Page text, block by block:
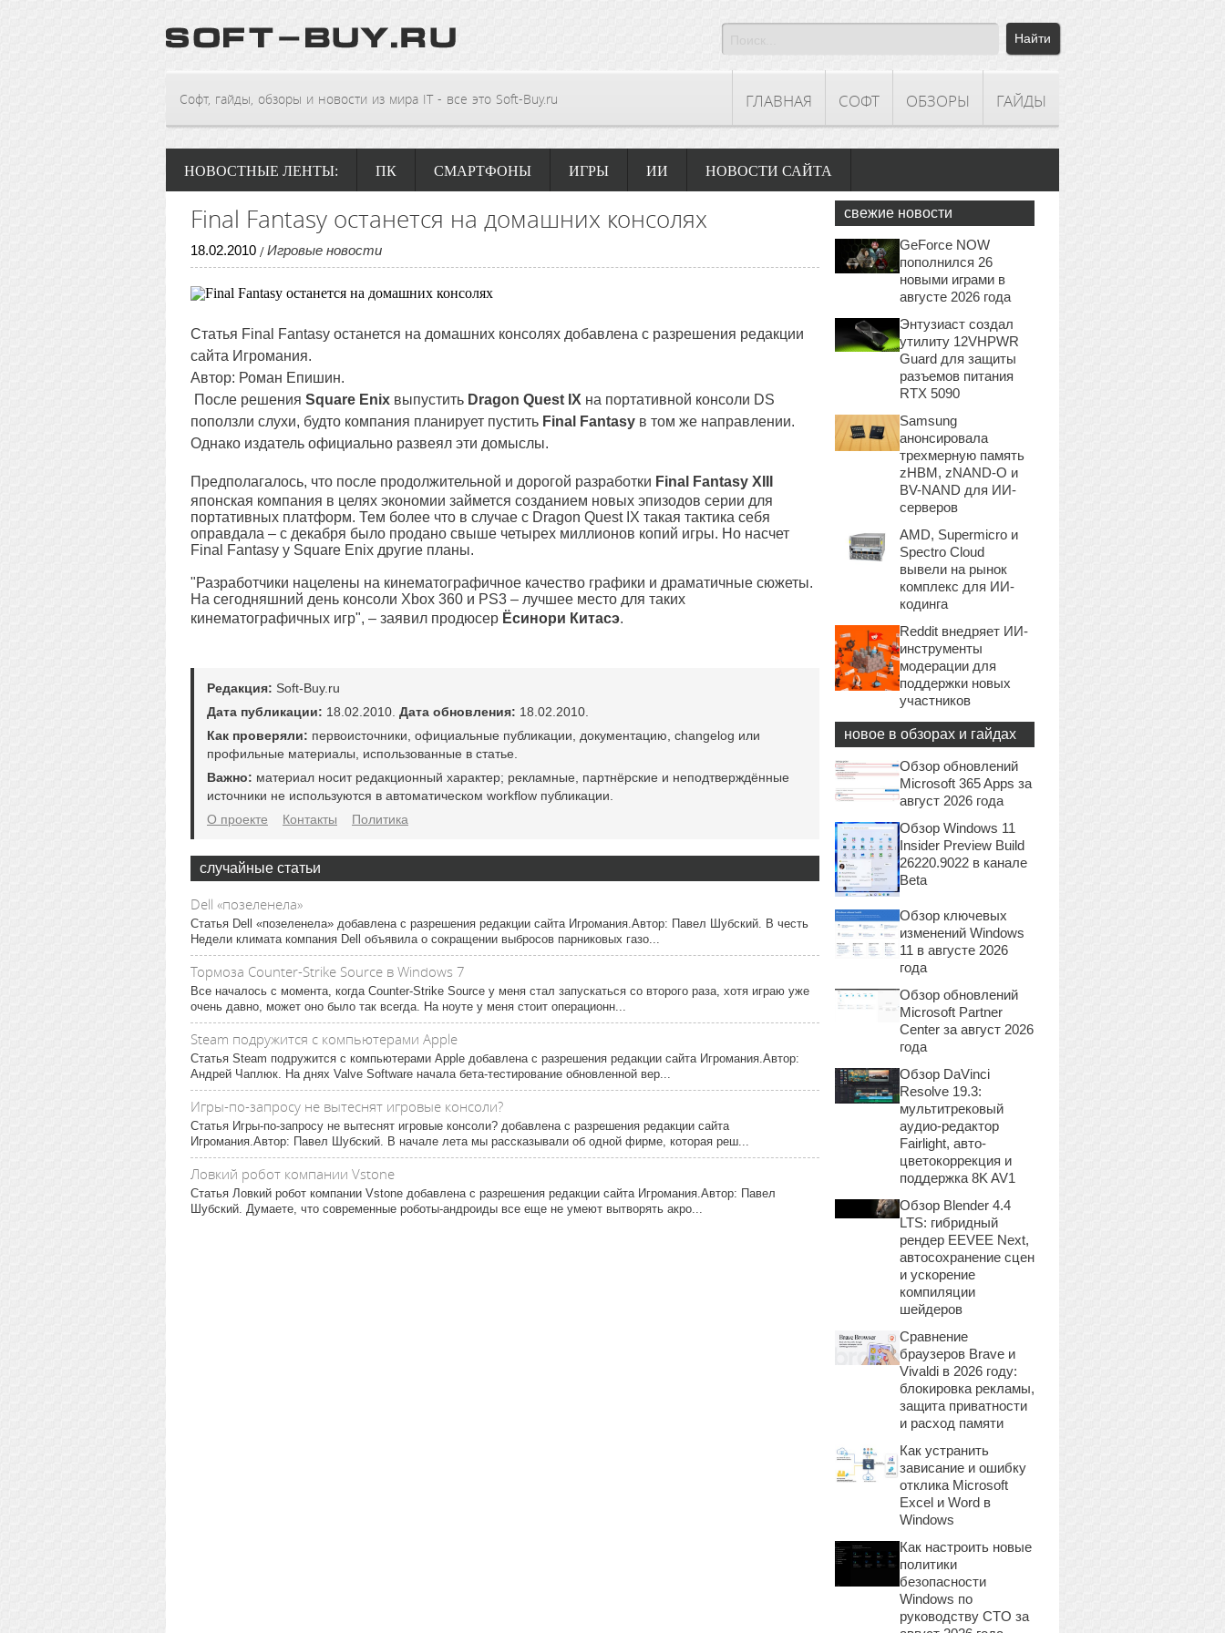
Софт, гайды, обзоры и новости из мира IT - все это Soft-Buy.ru ГЛАВНАЯ СОФТ ОБЗОРЫ ГАЙДЫ
НОВОСТНЫЕ ЛЕНТЫ: ПК СМАРТФОНЫ ИГРЫ ИИ НОВОСТИ САЙТА
Final Fantasy останется на домашних консолях
18.02.2010 / Игровые новости
Статья Final Fantasy останется на домашних консолях добавлена с разрешения редакции
сайта Игромания.
Автор: Роман Епишин.
После решения Square Enix выпустить Dragon Quest IX на портативной консоли DS
поползли слухи, будто компания планирует пустить Final Fantasy в том же направлении.
Однако издатель официально развеял эти домыслы.
Предполагалось, что после продолжительной и дорогой разработки Final Fantasy XIII
японская компания в целях экономии займется созданием новых эпизодов серии для
портативных платформ. Тем более что в случае с Dragon Quest IX такая тактика себя
оправдала – с декабря было продано свыше четырех миллионов копий игры. Но насчет
Final Fantasy у Square Enix другие планы.
"Разработчики нацелены на кинематографичное качество графики и драматичные сюжеты.
На сегодняшний день консоли Xbox 360 и PS3 – лучшее место для таких
кинематографичных игр", – заявил продюсер Ёсинори Китасэ.
Редакция: Soft-Buy.ru
Дата публикации: 18.02.2010. Дата обновления: 18.02.2010.
Как проверяли: первоисточники, официальные публикации, документацию, changelog или
профильные материалы, использованные в статье.
Важно: материал носит редакционный характер; рекламные, партнёрские и неподтверждённые
источники не используются в автоматическом workflow публикации.
О проекте
Контакты Политика
случайные статьи
Dell «позеленела»
Статья Dell «позеленела» добавлена с разрешения редакции сайта Игромания.Автор: Павел Шубский. В честь
Недели климата компания Dell объявила о сокращении выбросов парниковых газо...
Тормоза Counter-Strike Source в Windows 7
Все началось с момента, когда Counter-Strike Source у меня стал запускаться со второго раза, хотя играю уже
очень давно, может оно было так всегда. На ноуте у меня стоит операционн...
Steam подружится с компьютерами Apple
Статья Steam подружится с компьютерами Apple добавлена с разрешения редакции сайта Игромания.Автор:
Андрей Чаплюк. На днях Valve Software начала бета-тестирование обновленной вер...
Игры-по-запросу не вытеснят игровые консоли?
Статья Игры-по-запросу не вытеснят игровые консоли? добавлена с разрешения редакции сайта
Игромания.Автор: Павел Шубский. В начале лета мы рассказывали об одной фирме, которая реш...
Ловкий робот компании Vstone
Статья Ловкий робот компании Vstone добавлена с разрешения редакции сайта Игромания.Автор: Павел
Шубский. Думаете, что современные роботы-андроиды все еще не умеют вытворять акро...
свежие новости
GeForce NOW
пополнился 26
новыми играми в
августе 2026 года
Энтузиаст создал
утилиту 12VHPWR
Guard для защиты
разъемов питания
RTX 5090
Samsung
анонсировала
трехмерную память
zHBM, zNAND-O и
BV-NAND для ИИ-
серверов
AMD, Supermicro и
Spectro Cloud
вывели на рынок
комплекс для ИИ-
кодинга
Reddit внедряет ИИ-
инструменты
модерации для
поддержки новых
участников
новое в обзорах и гайдах
Обзор обновлений
Microsoft 365 Apps за
август 2026 года
Обзор Windows 11
Insider Preview Build
26220.9022 в канале
Beta
Обзор ключевых
изменений Windows
11 в августе 2026
года
Обзор обновлений
Microsoft Partner
Center за август 2026
года
Обзор DaVinci
Resolve 19.3:
мультитрековый
аудио-редактор
Fairlight, авто-
цветокоррекция и
поддержка 8K AV1
Обзор Blender 4.4
LTS: гибридный
рендер EEVEE Next,
автосохранение сцен
и ускорение
компиляции
шейдеров
Сравнение
браузеров Brave и
Vivaldi в 2026 году:
блокировка рекламы,
защита приватности
и расход памяти
Как устранить
зависание и ошибку
отклика Microsoft
Excel и Word в
Windows
Как настроить новые
политики
безопасности
Windows по
руководству CTO за